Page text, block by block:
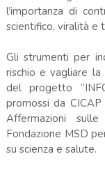
l’importanza di
scientifico, viralità e
Gli strumenti per
rischio e vagliare
del progetto
promossi da
Affermazioni
Fondazione MSD
su scienza e salute.